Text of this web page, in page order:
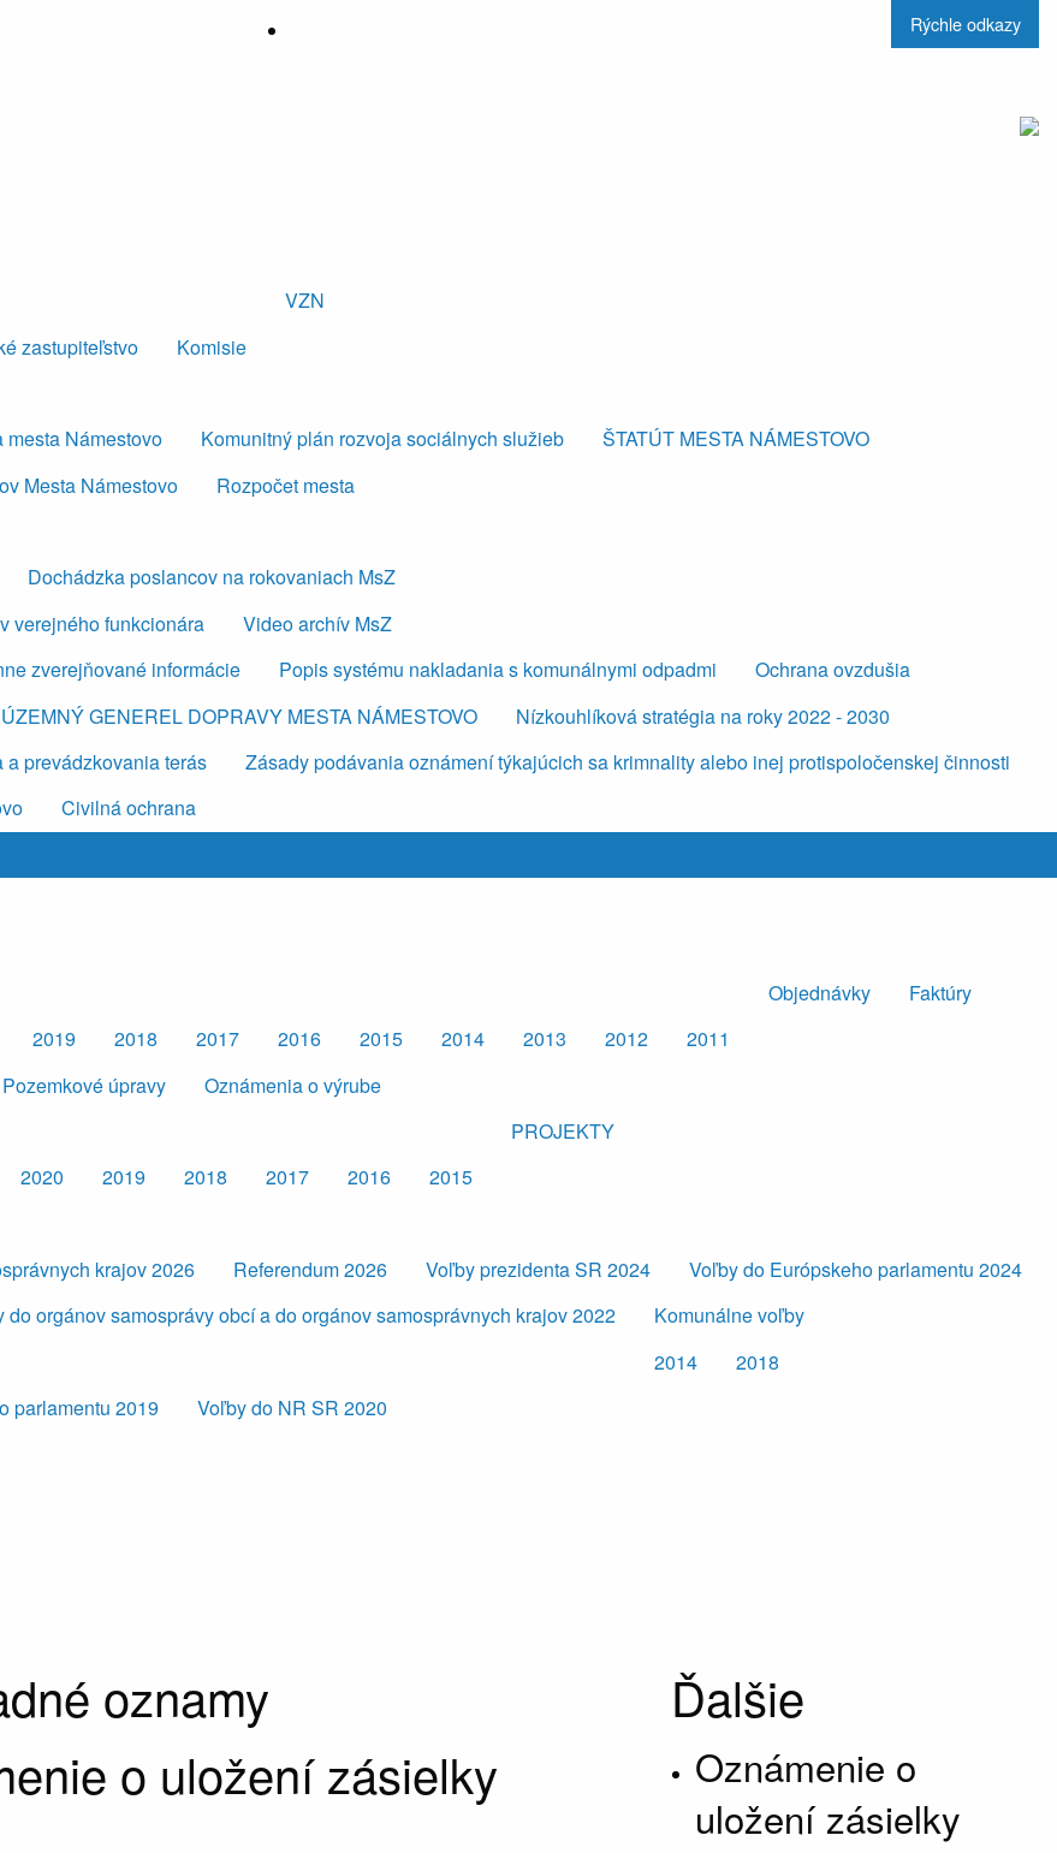
Rýchle odkazy
zastupiteľstvo Komisie
VZN
Námestovo Komunitný plán rozvoja sociálnych služieb
ŠTATÚT MESTA NÁMESTOVO
Mesta Námestovo
Rozpočet mesta
Dochádzka poslancov na rokovaniach MsZ
verejného funkcionára
Video archív MsZ
zverejňované informácie Popis systému nakladania s komunálnymi odpadmi
Ochrana ovzdušia
ÚZEMNÝ GENEREL DOPRAVY MESTA NÁMESTOVO
Nízkouhlíková stratégia na roky 2022 - 2030
prevádzkovania terás
Zásady podávania oznámení týkajúcich sa krimnality alebo inej protispoločenskej činnosti
Civilná ochrana
2019 2018 2017 2016 2015 2014 2013 2012 2011
Objednávky Faktúry
Pozemkové úpravy
Oznámenia o výrube
2020 2019 2018 2017 2016 2015
PROJEKTY
krajov 2026
Referendum 2026 Voľby prezidenta SR 2024
Voľby do Európskeho parlamentu 2024
orgánov samosprávy obcí a do orgánov samosprávnych krajov 2022
Komunálne voľby
2014
2018
parlamentu 2019 Voľby do NR SR 2020
oznamy
o uložení zásielky
Ďalšie
Oznámenie o
uložení zásielky